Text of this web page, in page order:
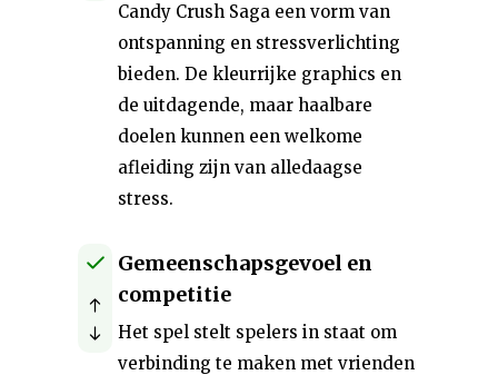
Candy Crush Saga een vorm van
ontspanning en stressverlichting
bieden. De kleurrijke graphics en
de uitdagende, maar haalbare
doelen kunnen een welkome
afleiding zijn van alledaagse
stress.
Gemeenschapsgevoel en
competitie
Het spel stelt spelers in staat om
verbinding te maken met vrienden